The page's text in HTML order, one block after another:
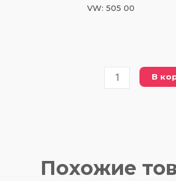
VW: 505 00
Количество
товара
FE
В
Похожие